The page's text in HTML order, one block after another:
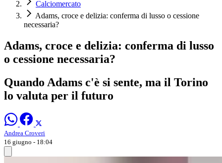
Calciomercato
Adams, croce e delizia: conferma di lusso o cessione
necessaria?
Adams, croce e delizia: conferma di lusso
o cessione necessaria?
Quando Adams c'è si sente, ma il Torino
lo valuta per il futuro
Andrea Croveri
16 giugno - 18:04